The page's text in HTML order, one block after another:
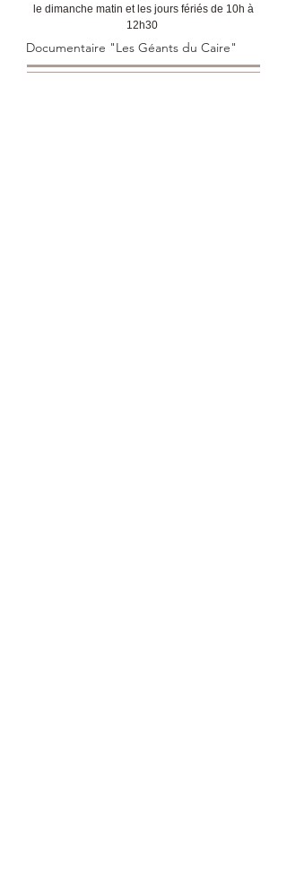
le dimanche matin et les jours fériés de 10h à
12h30
Documentaire "Les Géants du Caire"